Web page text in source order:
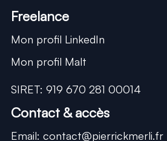
Statut
Freelance
Mon profil LinkedIn
Mon profil Malt
SIRET: 919 670 281 00014
Contact & accès
Email: contact@pierrickmerli.fr